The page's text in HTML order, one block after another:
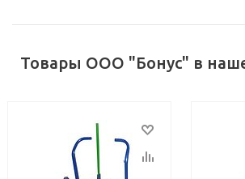
Товары ООО "Бонус" в